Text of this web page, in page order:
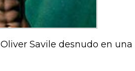
Savile desnudo en una